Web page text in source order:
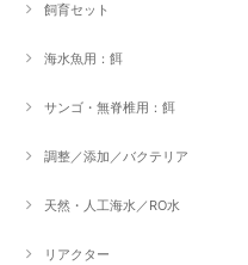
飼育セット
海水魚用：餌
サンゴ・無脊椎用：餌
調整／添加／バクテリア
天然・人工海水／RO水
リアクター